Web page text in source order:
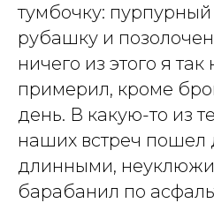
тумбочку:
рубашку и
ничего из этого я
примерил, кроме
день. В какую-то из
наших встреч пошел
длинными,
барабанил по